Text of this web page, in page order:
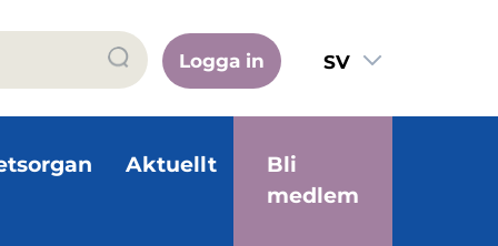
Logga in
SV
Aktuellt
Bli
medlem